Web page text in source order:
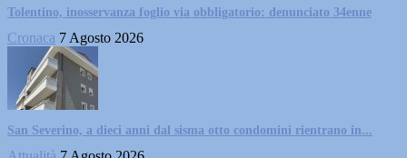
Tolentino, inosservanza foglio via obbligatorio: denunciato 34enne
Cronaca 7 Agosto 2026
San Severino, a dieci anni dal sisma otto condomini rientrano in...